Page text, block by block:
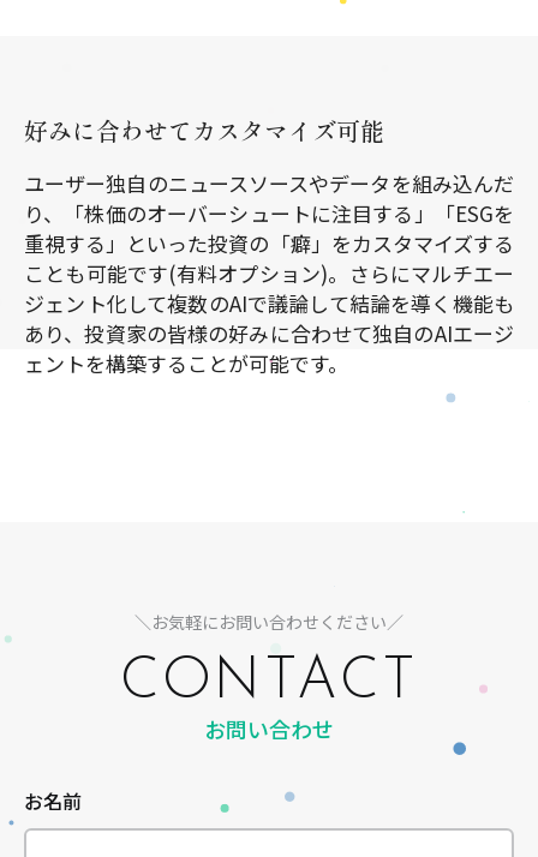
好みに合わせてカスタマイズ可能
ユーザー独自のニュースソースやデータを組み込んだ
り、「株価のオーバーシュートに注目する」「ESGを
重視する」といった投資の「癖」をカスタマイズする
ことも可能です(有料オプション)。さらにマルチエー
ジェント化して複数のAIで議論して結論を導く機能も
あり、投資家の皆様の好みに合わせて独自のAIエージ
ェントを構築することが可能です。
＼お気軽にお問い合わせください／
CONTACT
お問い合わせ
お名前